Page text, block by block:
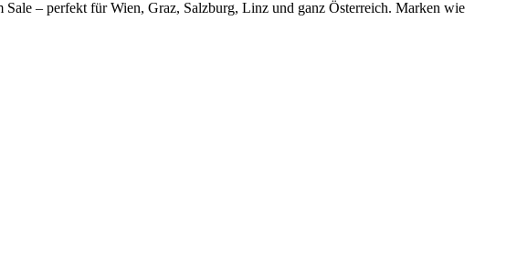
– perfekt für Wien, Graz, Salzburg, Linz und ganz Österreich. Marken wie